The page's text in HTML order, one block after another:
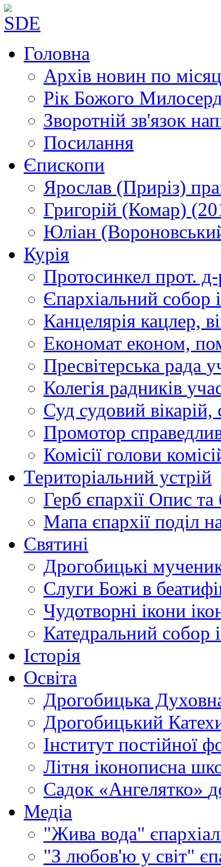
Головна
Архів новин по
Рік Божого
Зворотній зв'язок
Посилання
Єпископи
Ярослав (Приріз)
Григорій (Комар)
Юліан
Курія
Протосинкел прот.
Єпархіальний собор
Канцелярія кацлер,
Економат економ,
Пресвітерська рада
Колегія радників
Суд судовий вікарій,
Промотор
Комісії голови
Територіальний устрій
Герб єпархії Опис та
Мапа єпархії поділ
Святині
Дрогобицькі
Слуги Божі в
Чудотворні ікони
Катедральний собор
Історія
Освіта
Дрогобицька
Дрогобицький
Інститут постійної
Літня іконописна
Садок «Ангелятко»
Медіа
"Жива вода"
"З любов'ю у світ"